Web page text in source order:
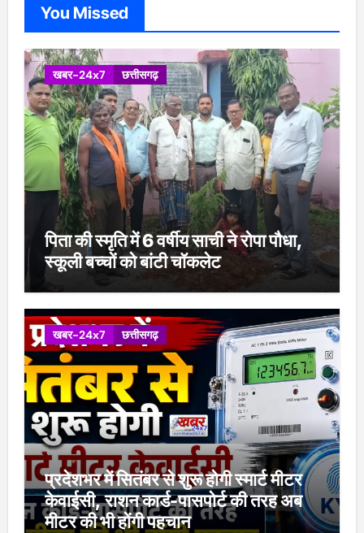
You Missed
खबर-24x7 छत्तीसगढ़
पिता की स्मृति में 6 वर्षीय साची ने रोपा पौधा,
स्कूली बच्चों को बांटी चॉकलेट
खबर-24x7 छत्तीसगढ़
प्रदेशभर में सितंबर से शुरू होगी स्मार्ट मीटर
केवाईसी, राशन कार्ड-पासपोर्ट की तरह अब
मीटर की भी होंगी पहचान